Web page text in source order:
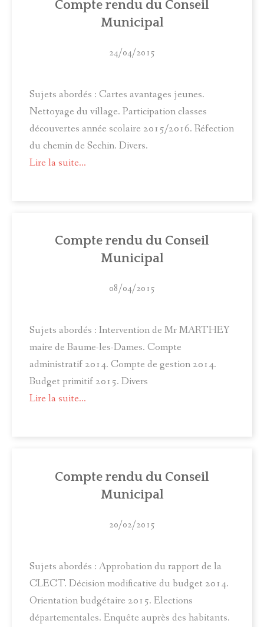
ACTUALITÉS
INFOS PRATIQUES
Compte rendu du Conseil
Municipal
24/04/2015
Sujets abordés : Cartes avantages jeunes.
Nettoyage du village. Participation classes
découvertes année scolaire 2015/2016. Réfection
du chemin de Sechin. Divers.
Lire la suite...
Compte rendu du Conseil
Municipal
08/04/2015
Sujets abordés : Intervention de Mr MARTHEY
maire de Baume-les-Dames. Compte
administratif 2014. Compte de gestion 2014.
Budget primitif 2015. Divers
Lire la suite...
Compte rendu du Conseil
Municipal
20/02/2015
Sujets abordés : Approbation du rapport de la
CLECT. Décision modificative du budget 2014.
Orientation budgétaire 2015. Elections
départementales. Enquête auprès des habitants.